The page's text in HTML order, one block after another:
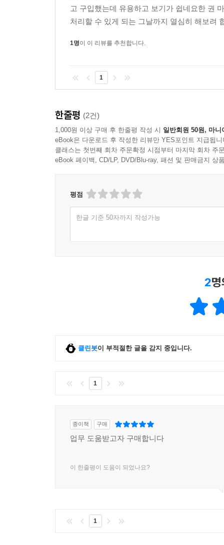
고 구입했는데 유용하고 보기가 쉽네요한 권
처리할 수 있게 되는 그날까지 열심히 해보려
1명이 이 리뷰를 추천합니다.
1
한줄평 (2건)
1,000원 이상 구매 후 한줄평 작성 시 일반회원 50원, 마니
eBook은 다운로드 후 작성한 리뷰만 YES포인트 지급됩니
클래스는 첫번째 회차 주문확정 시점부터 마지막 회차 주
eBook 페이백, CD/LP, DVD/Blu-ray, 패션 및 판매금지 상
평점
한글 기준 50자까지 작성가능
2
클린봇이 부적절한 글을 감지 중입니다.
1
종이책 구매
업무 도움받고자 구매합니다
이 한줄평이 도움이 되었나요?
1